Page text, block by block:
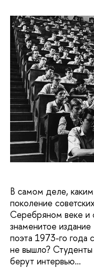
В самом деле,
поколение
Серебряном веке и
знаменитое
поэта 1973-го
не вышло?
берут интервью...